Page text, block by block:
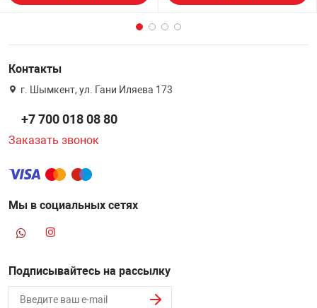
Контакты
г. Шымкент, ул. Гани Иляева 173
+7 700 018 08 80
Заказать звонок
Мы в социальных сетях
Подписывайтесь на рассылку